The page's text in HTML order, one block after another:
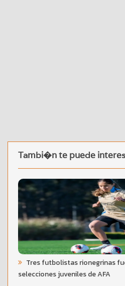
Tambi�n te puede
Tres futbolistas rionegrinas
selecciones juveniles de AFA